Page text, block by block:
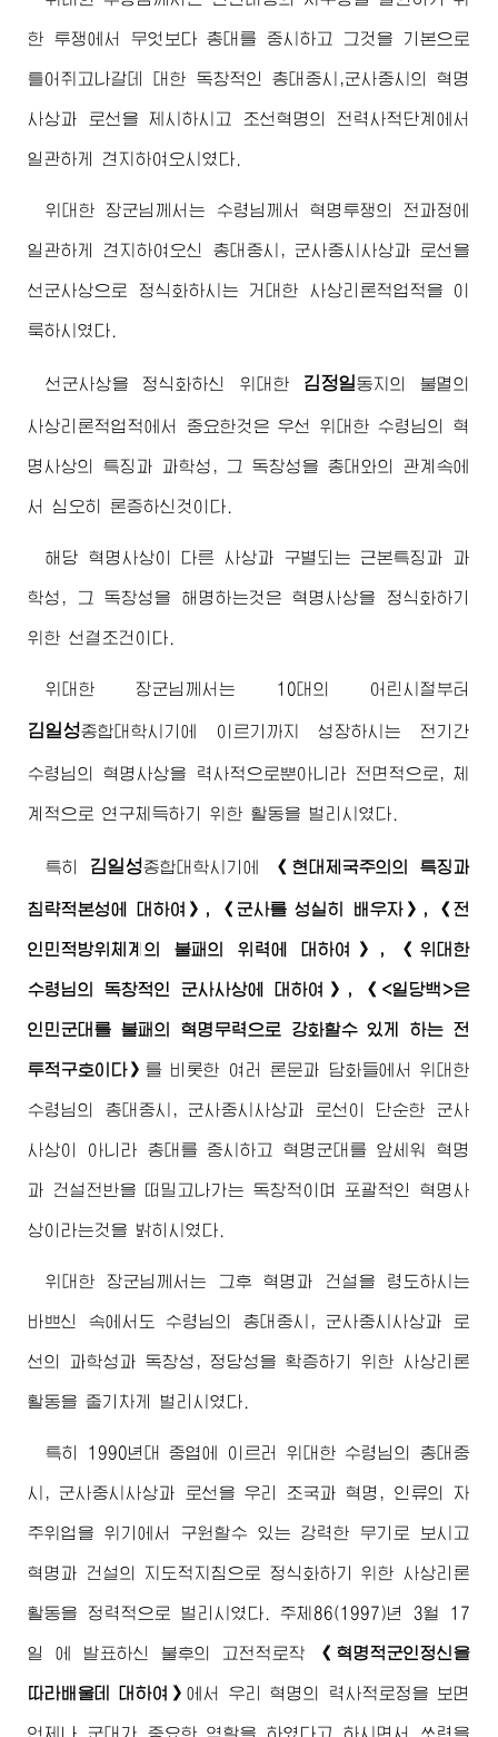
한 투쟁에서 무엇보다 총대를 중시하고 그것을 기본으로
틀어쥐고나갈데 대한 독창적인 총대중시,군사중시의 혁명
사상과 로선을 제시하시고 조선혁명의 전력사적단계에서
일관하게 견지하여오시였다.
위대한 장군님 께서는 수령님 께서 혁명투쟁의 전과정에
일관하게 견지하여오신 총대중시, 군사중시사상과 로선을
선군사상으로 정식화하시는 거대한 사상리론적업적을 이
룩하시였다.
선군사상을 정식화하신 위대한 김정일동지 의 불멸의
사상리론적업적에서 중요한것은 우선 위대한 수령님의 혁
명사상의 특징과 과학성, 그 독창성을 총대와의 관계속에
서 심오히 론증하신것이다.
해당 혁명사상이 다른 사상과 구별되는 근본특징과 과
학성, 그 독창성을 해명하는것은 혁명사상을 정식화하기
위한 선결조건이다.
위대한 장군님 께서는 10대의 어린시절부터
김일성종합대학시기에 이르기까지 성장하시는 전기간
수령님 의 혁명사상을 력사적으로뿐아니라 전면적으로, 체
계적으로 연구체득하기 위한 활동을 벌리시였다.
특히 김일성종합대학시기에 《현대제국주의의 특징과
침략적본성에 대하여》, 《군사를 성실히 배우자》, 《전
인민적방위체계의 불패의 위력에 대하여》, 《 위대한
수령님의 독창적인 군사사상에 대하여》, 《<일당백>은
인민군대를 불패의 혁명무력으로 강화할수 있게 하는 전
투적구호이다》 를 비롯한 여러 론문과 담화들에서위대한
수령님 의 총대중시, 군사중시사상과 로선이 단순한 군사
사상이 아니라 총대를 중시하고 혁명군대를 앞세워 혁명
과 건설전반을 떠밀고나가는 독창적이며 포괄적인 혁명사
상이라는것을 밝히시였다.
위대한 장군님 께서는 그후 혁명과 건설을 령도하시는
바쁘신 속에서도 수령님의 총대중시, 군사중시사상과 로
선의 과학성과 독창성, 정당성을 확증하기 위한 사상리론
활동을 줄기차게 벌리시였다.
특히 1990년대 중엽에 이르러 위대한 수령님의 총대중
시, 군사중시사상과 로선을 우리 조국과 혁명, 인류의 자
주위업을 위기에서 구원할수 있는 강력한 무기로 보시고
혁명과 건설의 지도적지침으로 정식화하기 위한 사상리론
활동을 정력적으로 벌리시였다. 주체86(1997)년 3월 17
일 에 발표하신 불후의 고전적로작 《혁명적군인정신을
따라배울데 대하여》에서 우리 혁명의 력사적로정을 보면
언제나 군대가 중요한 역할을 하였다고 하시면서 쏘련을